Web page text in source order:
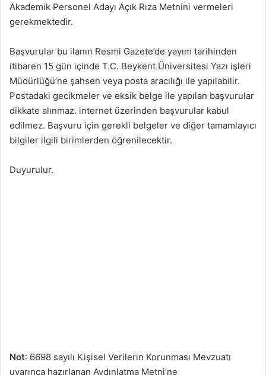
Akademik Personel Adayı Açık Rıza Metnini vermeleri
gerekmektedir.
Başvurular bu ilanın Resmi Gazete’de yayım tarihinden
itibaren 15 gün içinde T.C. Beykent Üniversitesi Yazı işleri
Müdürlüğü’ne şahsen veya posta aracılığı ile yapılabilir.
Postadaki gecikmeler ve eksik belge ile yapılan başvurular
dikkate alınmaz. internet üzerinden başvurular kabul
edilmez. Başvuru için gerekli belgeler ve diğer tamamlayıcı
bilgiler ilgili birimlerden öğrenilecektir.
Duyurulur.
Not: 6698 sayılı Kişisel Verilerin Korunması Mevzuatı
uyarınca hazırlanan Aydınlatma Metni’ne